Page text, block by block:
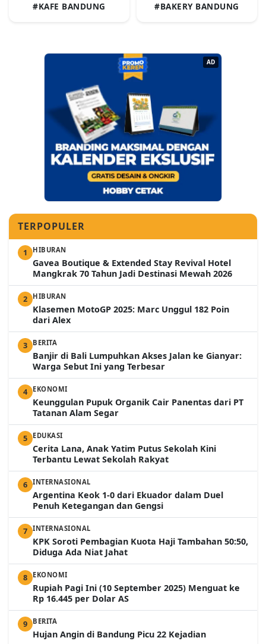
#KAFE BANDUNG #BAKERY BANDUNG
AD
TERPOPULER
1 HIBURAN
Gavea Boutique & Extended Stay Revival Hotel
Mangkrak 70 Tahun Jadi Destinasi Mewah 2026
2 HIBURAN
Klasemen MotoGP 2025: Marc Unggul 182 Poin
dari Alex
3 BERITA
Banjir di Bali Lumpuhkan Akses Jalan ke Gianyar:
Warga Sebut Ini yang Terbesar
4 EKONOMI
Keunggulan Pupuk Organik Cair Panentas dari PT
Tatanan Alam Segar
5 EDUKASI
Cerita Lana, Anak Yatim Putus Sekolah Kini
Terbantu Lewat Sekolah Rakyat
6 INTERNASIONAL
Argentina Keok 1-0 dari Ekuador dalam Duel
Penuh Ketegangan dan Gengsi
7 INTERNASIONAL
KPK Soroti Pembagian Kuota Haji Tambahan 50:50,
Diduga Ada Niat Jahat
8 EKONOMI
Rupiah Pagi Ini (10 September 2025) Menguat ke
Rp 16.445 per Dolar AS
9 BERITA
Hujan Angin di Bandung Picu 22 Kejadian